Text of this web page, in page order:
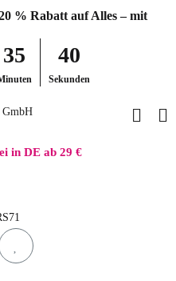
% Rabatt auf Alles – mit
35 40
Sekunden
in DE ab 29 €